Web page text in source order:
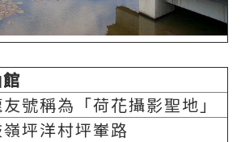
號稱為「荷花攝影聖地」
坪洋村坪輋路